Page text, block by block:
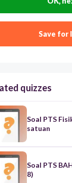
yang ada dialam
perubahan yang
isi alam ini
Brahman
dari dirinya sendiri
akan kembali
dari mana ia berasal
Save for
quizzes
Soal PTS
satuan
Soal PTS
8)